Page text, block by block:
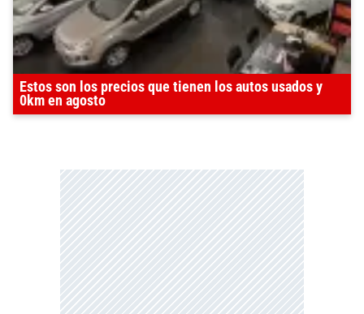
Estos son los precios que tienen los autos usados y
0km en agosto